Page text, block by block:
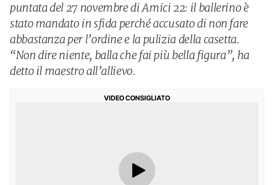
puntata del 27 novembre di Amici 22: il ballerino è
stato mandato in sfida perché accusato di non fare
abbastanza per l’ordine e la pulizia della casetta.
“Non dire niente, balla che fai più bella figura”, ha
detto il maestro all’allievo.
VIDEO CONSIGLIATO